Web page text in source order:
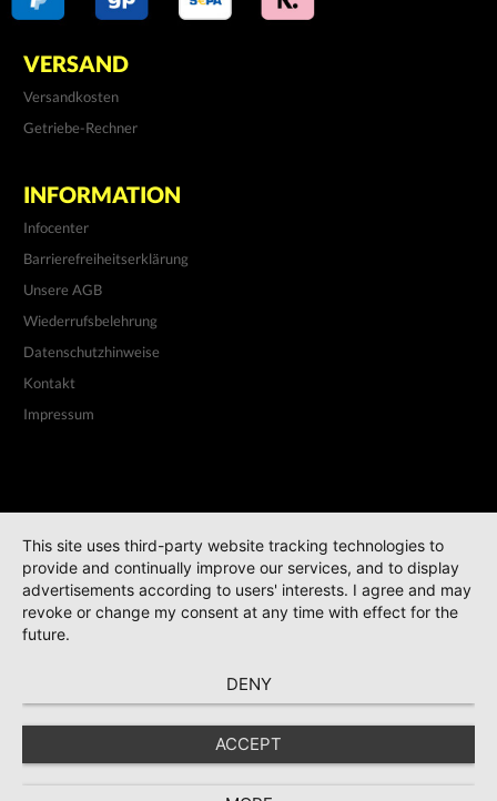
VERSAND
Versandkosten
Getriebe-Rechner
INFORMATION
Infocenter
Barrierefreiheitserklärung
Unsere AGB
Wiederrufsbelehrung
Datenschutzhinweise
Kontakt
Impressum
This site uses third-party website tracking technologies to
provide and continually improve our services, and to display
advertisements according to users' interests. I agree and may
revoke or change my consent at any time with effect for the
future.
DENY
ACCEPT